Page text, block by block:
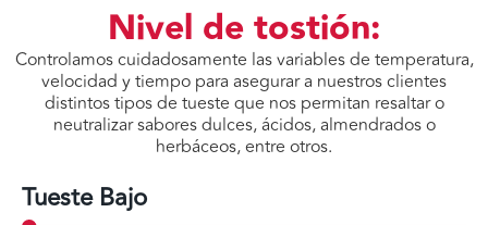
Nivel de tostión:
Controlamos cuidadosamente las variables de temperatura,
velocidad y tiempo para asegurar a nuestros clientes
distintos tipos de tueste que nos permitan resaltar o
neutralizar sabores dulces, ácidos, almendrados o
herbáceos, entre otros.
Tueste Bajo